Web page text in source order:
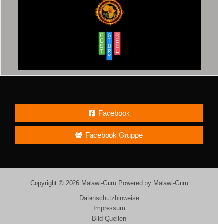
Facebook
Facebook Gruppe
Copyright © 2026 Malawi-Guru Powered by Malawi-Guru
Datenschutzhinweise
Impressum
Bild Quellen